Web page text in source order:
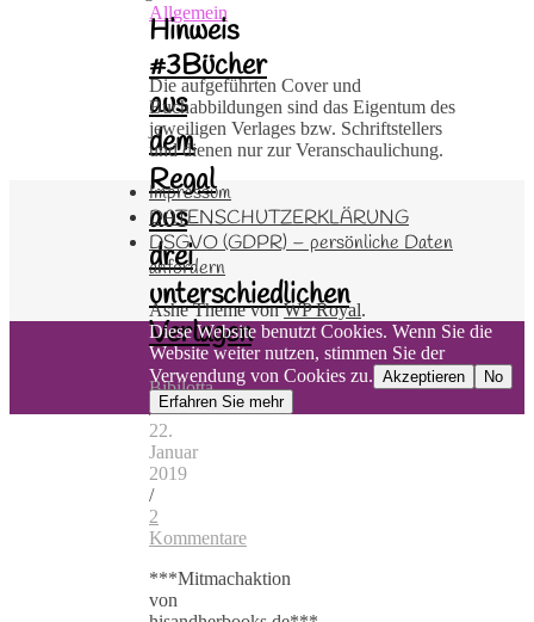
Allgemein
#3Bücher
aus
dem
Regal
aus
drei
unterschiedlichen
Verlagen
Bibilotta
/
22.
Januar
2019
/
2
Kommentare
***Mitmachaktion
von
Hinweis
Die aufgeführten Cover und
Buchabbildungen sind das Eigentum des
jeweiligen Verlages bzw. Schriftstellers
und dienen nur zur Veranschaulichung.
Impressum
DATENSCHUTZERKLÄRUNG
DSGVO (GDPR) – persönliche Daten
anfordern
Ashe Theme vonWP Royal.
Diese Website benutzt Cookies. Wenn Sie die
Website weiter nutzen, stimmen Sie der
Verwendung von Cookies zu. Akzeptieren
No
Erfahren Sie mehr